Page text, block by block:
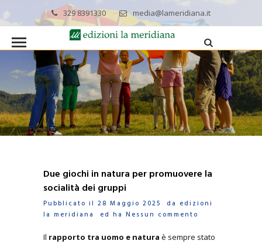
329 8391330 media@lameridiana.it
Due giochi in natura per promuovere la
socialità dei gruppi
Pubblicato il 28 Maggio 2025 da edizioni
la meridiana
ed ha Nessun commento
Il rapporto tra uomo e natura è sempre stato